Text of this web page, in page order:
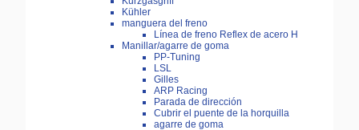
Kühler
manguera del freno
Línea de freno Reflex de acero H
Manillar/agarre de goma
PP-Tuning
LSL
Gilles
ARP Racing
Parada de dirección
Cubrir el puente de la horquilla
agarre de goma